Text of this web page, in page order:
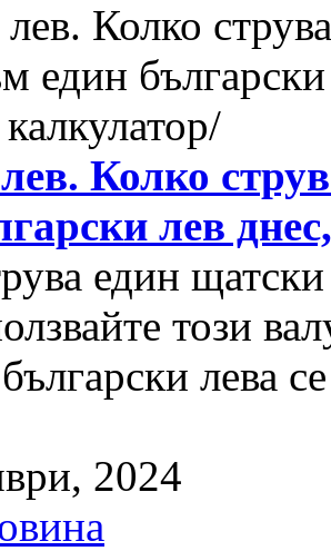
Колко
лев
един
този
лева
2024